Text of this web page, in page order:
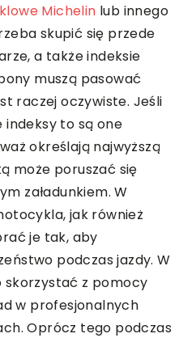
Michelin lub innego
skupić się przede
a także indeksie
muszą pasować
raczej oczywiste. Jeśli
indeksy to są one
określają najwyższą
może poruszać się
załadunkiem. W
jak również
je tak, aby
podczas jazdy. W
z pomocy
w profesjonalnych
Oprócz tego podczas